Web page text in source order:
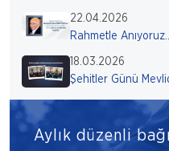
22.04.2026
Rahmetle
18.03.2026
Şehitler Günü
Aylık düzenli